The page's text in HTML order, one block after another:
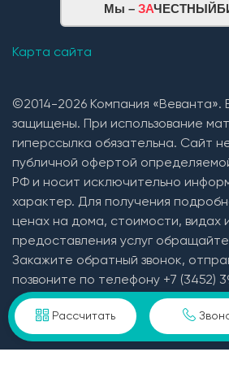
Рассчитать
Мы – ЗА
Карта сайта
©2014-2026 Компания «Веванта».
защищены. При использование
гиперссылка обязательна. Сайт
публичной офертой
РФ и носит исключительно
характер. Для получения
ценах на дома, стоимости, видах
предоставления услуг
Закажите обратный звонок,
позвоните по телефону +7 (3452)
Пользовательское
конфиденциальности в